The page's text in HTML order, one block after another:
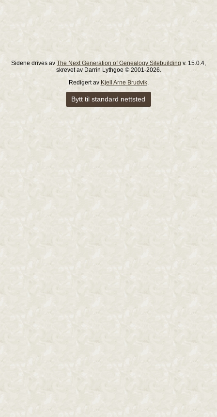
Sidene drives av The Next Generation of Genealogy Sitebuilding v. 15.0.4,
skrevet av Darrin Lythgoe © 2001-2026.
Redigert av Kjell Arne Brudvik.
Bytt til standard nettsted